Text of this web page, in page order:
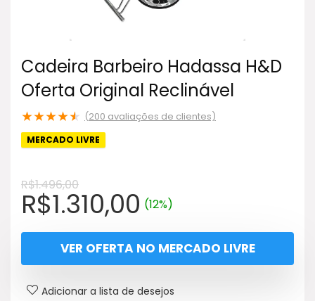
Cadeira Barbeiro Hadassa H&D
Oferta Original Reclinável
★★★★★ (200 avaliações de clientes)
MERCADO LIVRE
R$1.496,00
O
preço
original
era:
R$1.496,00.
R$1.310,00O
preço
atual
é:
R$1.310,00.
(12%)
VER OFERTA NO MERCADO LIVRE
Adicionar a lista de desejos